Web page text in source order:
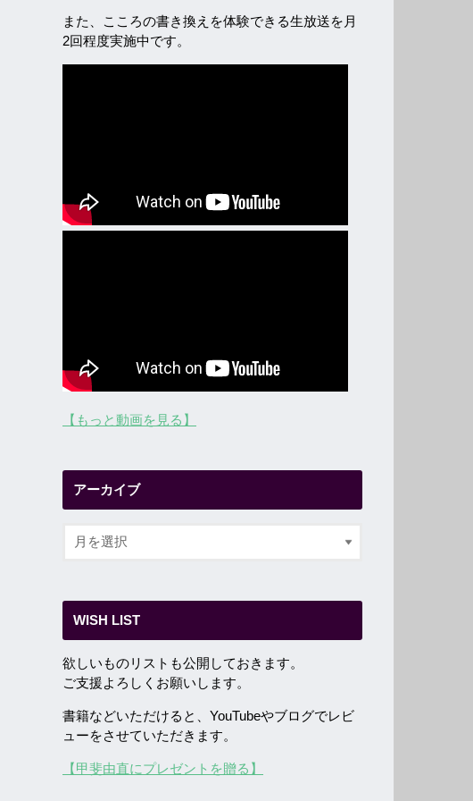
また、こころの書き換えを体験できる生放送を月
2回程度実施中です。
【もっと動画を見る】
アーカイブ
WISH LIST
欲しいものリストも公開しておきます。
ご支援よろしくお願いします。
書籍などいただけると、YouTubeやブログでレビ
ューをさせていただきます。
【甲斐由直にプレゼントを贈る】